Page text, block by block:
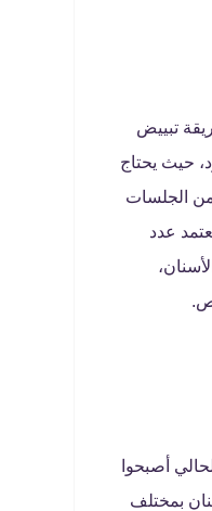
تبييض
حيث يحتاج
الجلسات
عدد
أصبحوا
بمختلف